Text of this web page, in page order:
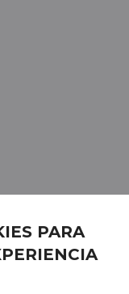
PARA